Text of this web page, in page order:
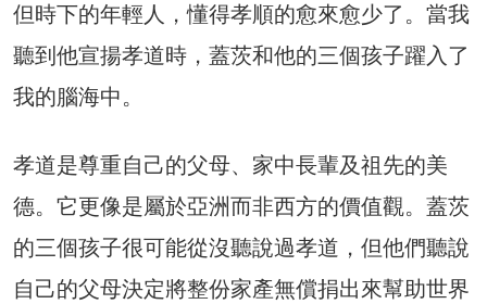
但時下的年輕人，懂得孝順的愈來愈少了。當我
聽到他宣揚孝道時，蓋茨和他的三個孩子躍入了
我的腦海中。
孝道是尊重自己的父母、家中長輩及祖先的美
德。它更像是屬於亞洲而非西方的價值觀。蓋茨
的三個孩子很可能從沒聽說過孝道，但他們聽說
自己的父母決定將整份家產無償捐出來幫助世界